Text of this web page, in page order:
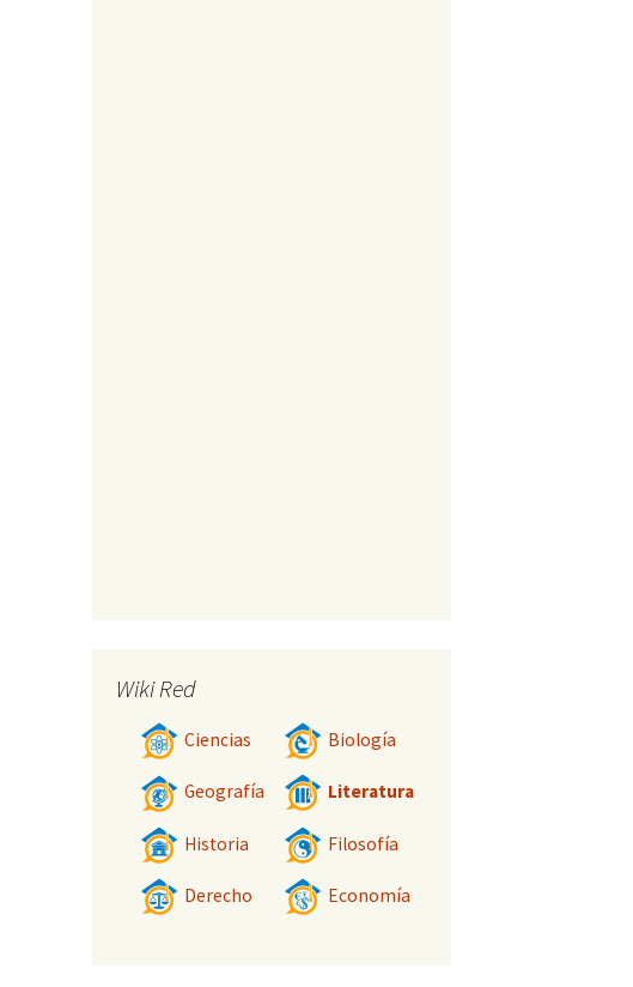
Wiki Red
Ciencias Biología
Geografía Literatura
Historia Filosofía
Derecho Economía